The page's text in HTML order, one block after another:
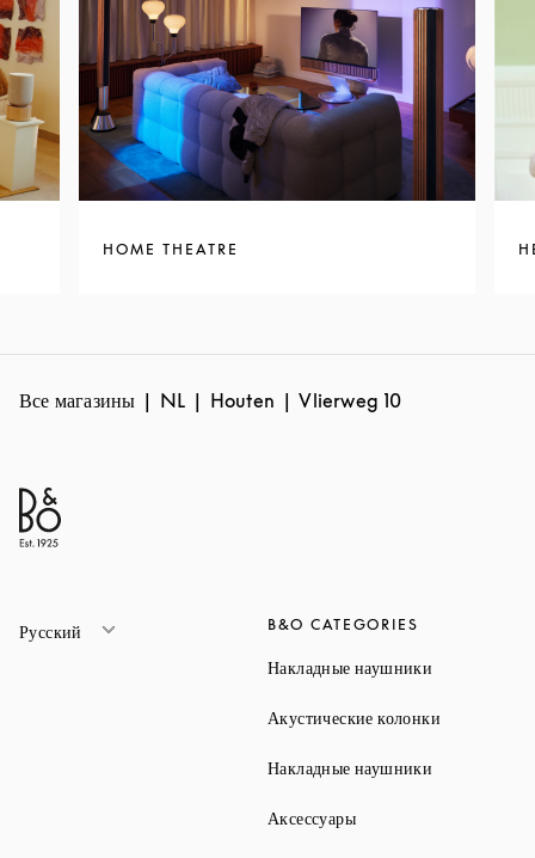
HOME THEATRE
Все магазины NL Houten Vlierweg 10
Русский B&O CATEGORIES
Накладные наушники
Акустические колонки
Накладные наушники
АксессуарыLink Opens in New